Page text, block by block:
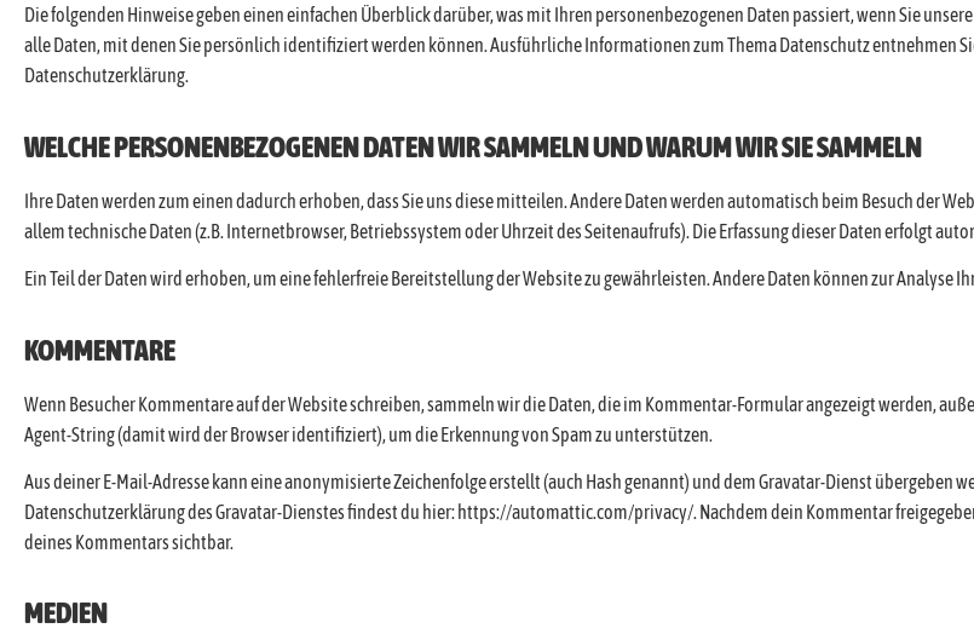
Die folgenden Hinweise geben einen einfachen Überblick darüber, was mit Ihren personenbezogenen Daten passiert, wenn Sie
alle Daten, mit denen Sie persönlich identifiziert werden können. Ausführliche Informationen zum Thema Datenschutz entnehmen
Datenschutzerklärung.
WELCHE PERSONENBEZOGENEN DATEN WIR SAMMELN UND WARUM WIR SIE SAMMELN
Ihre Daten werden zum einen dadurch erhoben, dass Sie uns diese mitteilen. Andere Daten werden automatisch beim Besuch der
allem technische Daten (z.B. Internetbrowser, Betriebssystem oder Uhrzeit des Seitenaufrufs). Die Erfassung dieser Daten erfolgt
Ein Teil der Daten wird erhoben, um eine fehlerfreie Bereitstellung der Website zu gewährleisten. Andere Daten können zur Analyse
KOMMENTARE
Wenn Besucher Kommentare auf der Website schreiben, sammeln wir die Daten, die im Kommentar-Formular angezeigt werden,
Agent-String (damit wird der Browser identifiziert), um die Erkennung von Spam zu unterstützen.
Aus deiner E-Mail-Adresse kann eine anonymisierte Zeichenfolge erstellt (auch Hash genannt) und dem Gravatar-Dienst übergeben
Datenschutzerklärung des Gravatar-Dienstes findest du hier: https://automattic.com/privacy/. Nachdem dein Kommentar
deines Kommentars sichtbar.
MEDIEN